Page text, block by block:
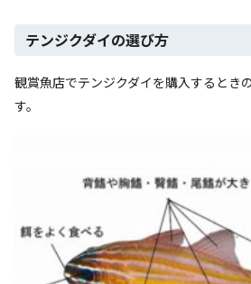
テンジクダイの選び方
観賞魚店でテンジクダイを購入するとき
す。